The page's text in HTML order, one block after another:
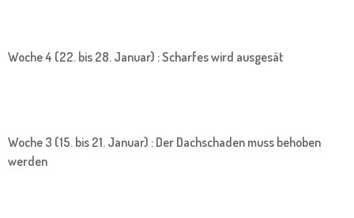
Woche 4 (22. bis 28. Januar) : Scharfes wird ausgesät
Woche 3 (15. bis 21. Januar) : Der Dachschaden muss behoben
werden